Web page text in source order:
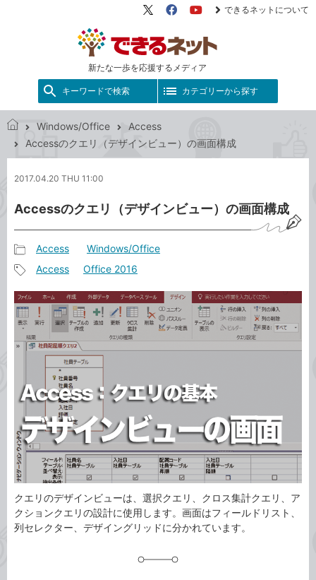
新たな一歩を応援するメディア
X（旧
FacebookYouTube
できるネットについて
キーワードで検索 カテゴリーから探す
で
ネ
ト
Windows/Office
Access
Accessのクエリ（デザインビュー）の画面構成
2017.04.20 THU 11:00
Accessのクエリ（デザインビュー）の画面構成
事
カ
テ
ゴ
リ
Access Windows/Office
事
タ
グ
Access Office 2016
クエリのデザインビューは、選択クエリ、クロス集計クエリ、ア
クションクエリの設計に使用します。画面はフィールドリスト、
列セレクター、デザイングリッドに分かれています。